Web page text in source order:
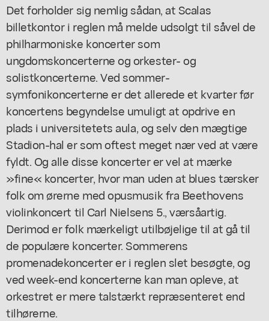
Det forholder sig nemlig sådan, at Scalas
billetkontor i reglen må melde udsolgt til såvel de
philharmoniske koncerter som
ungdomskoncerterne og orkester- og
solistkoncerterne. Ved sommer-
symfonikoncerterne er det allerede et kvarter før
koncertens begyndelse umuligt at opdrive en
plads i universitetets aula, og selv den mægtige
Stadion-hal er som oftest meget nær ved at være
fyldt. Og alle disse koncerter er vel at mærke
»fine« koncerter, hvor man uden at blues tærsker
folk om ørerne med opusmusik fra Beethovens
violinkoncert til Carl Nielsens 5., værsåartig.
Derimod er folk mærkeligt utilbøjelige til at gå til
de populære koncerter. Sommerens
promenadekoncerter er i reglen slet besøgte, og
ved week-end koncerterne kan man opleve, at
orkestret er mere talstærkt repræsenteret end
tilhørerne.